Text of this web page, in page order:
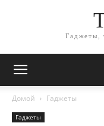
Гаджеты,
Домой Гаджеты
Гаджеты